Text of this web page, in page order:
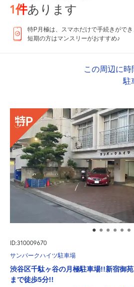
1件あります
特P月極は、スマホだけで手続きができ
短期の方はマンスリーがおすすめ♪
この周辺に
駐
ID:310009670
サンパークハイツ駐車場
渋谷区千駄ヶ谷の月極駐車場!!新宿御
まで徒歩5分!!